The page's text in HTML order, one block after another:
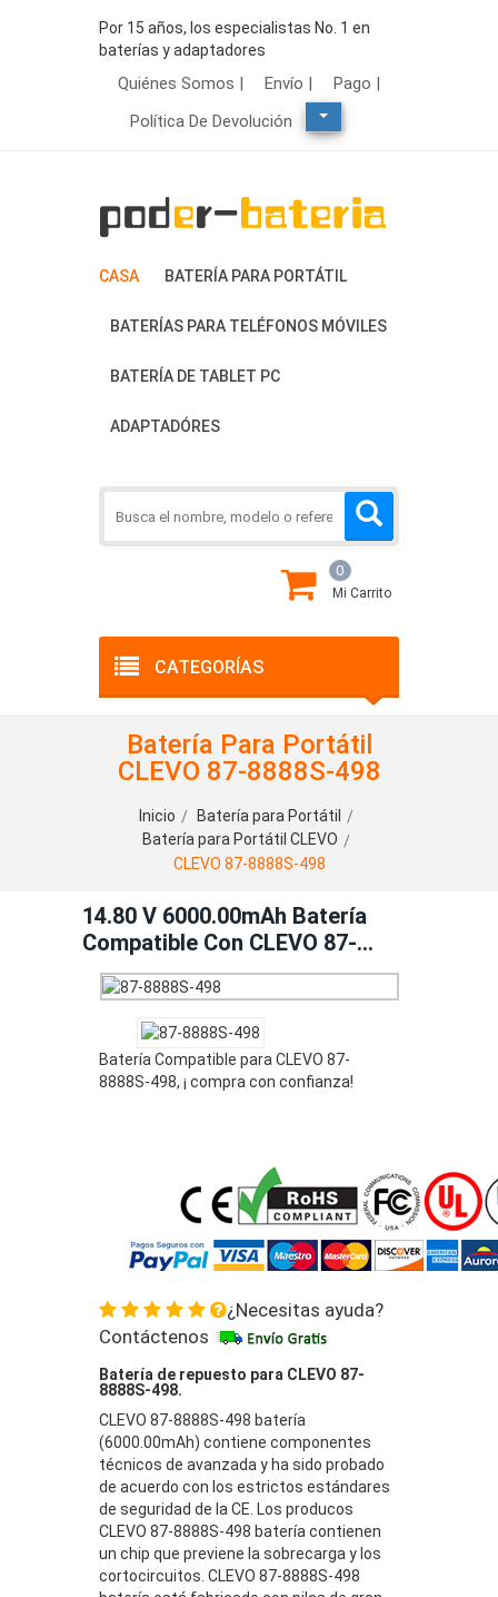
Por 15 años, los especialistas No. 1 en
baterías y adaptadores
Quiénes Somos | Envío |
Pago |
Política De Devolución
CASA BATERÍA PARA PORTÁTIL
BATERÍAS PARA TELÉFONOS MÓVILES
BATERÍA DE TABLET PC
ADAPTADÓRES
CATEGORÍAS
0
Mi Carrito
Batería Para Portátil
CLEVO 87-8888S-498
Inicio
Batería para Portátil
Batería para Portátil CLEVO
CLEVO 87-8888S-498
14.80 V 6000.00mAh Batería
Compatible Con CLEVO 87-
8888S-498
Batería Compatible para CLEVO 87-
8888S-498, ¡ compra con confianza!
¿Necesitas ayuda?
Contáctenos
Batería de repuesto para CLEVO 87-
8888S-498.
CLEVO 87-8888S-498 batería
(6000.00mAh) contiene componentes
técnicos de avanzada y ha sido probado
de acuerdo con los estrictos estándares
de seguridad de la CE. Los producos
CLEVO 87-8888S-498 batería contienen
un chip que previene la sobrecarga y los
cortocircuitos. CLEVO 87-8888S-498